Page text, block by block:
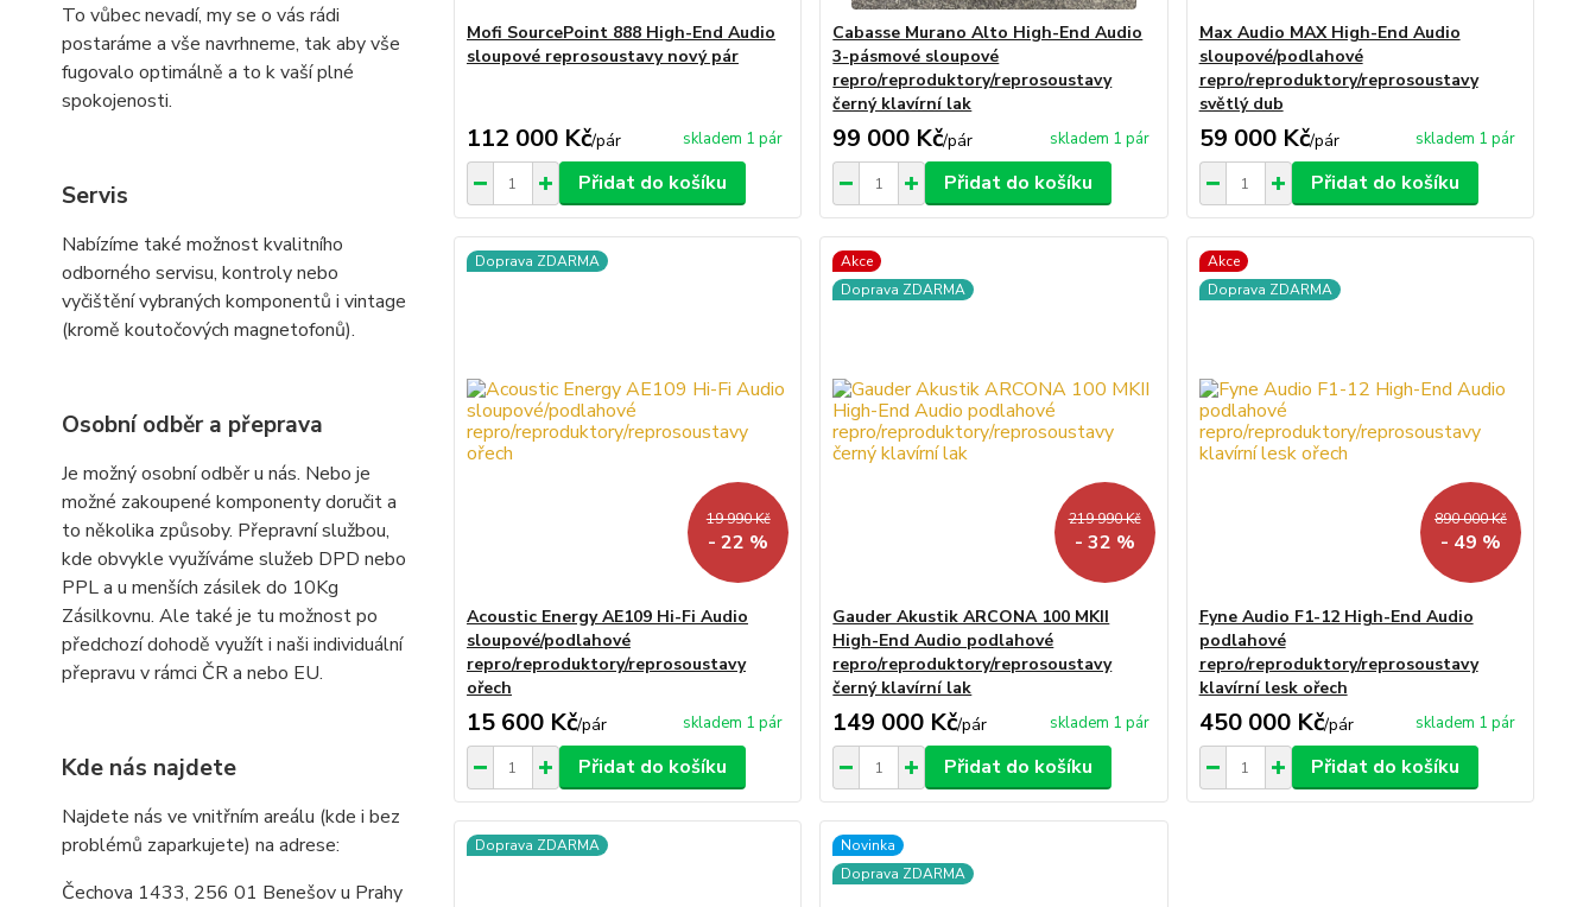
To vůbec nevadí, my se o vás rádi
postaráme a vše navrhneme, tak aby vše
fugovalo optimálně a to k vaší plné
spokojenosti.
Servis
Nabízíme také možnost kvalitního
odborného servisu, kontroly nebo
vyčištění vybraných komponentů i vintage
(kromě koutočových magnetofonů).
Osobní odběr a přeprava
Je možný osobní odběr u nás. Nebo je
možné zakoupené komponenty doručit a
to několika způsoby. Přepravní službou,
kde obvykle využíváme služeb DPD nebo
PPL a u menších zásilek do 10Kg
Zásilkovnu. Ale také je tu možnost po
předchozí dohodě využít i naši individuální
přepravu v rámci ČR a nebo EU.
Kde nás najdete
Najdete nás ve vnitřním areálu (kde i bez
problémů zaparkujete) na adrese:
Čechova 1433, 256 01 Benešov u Prahy
Mofi SourcePoint 888 High-End Audio
sloupové reprosoustavy nový pár
112 000 Kč/pár skladem 1 pár
Přidat do košíku
Cabasse Murano Alto High-End Audio
3-pásmové sloupové
repro/reproduktory/reprosoustavy
černý klavírní lak
99 000 Kč/pár skladem 1 pár
Přidat do košíku
Max Audio MAX High-End Audio
sloupové/podlahové
repro/reproduktory/reprosoustavy
světlý dub
59 000 Kč/pár skladem 1 pár
Přidat do košíku
Doprava ZDARMA
19 990 Kč
- 22 %
Acoustic Energy AE109 Hi-Fi Audio
sloupové/podlahové
repro/reproduktory/reprosoustavy
ořech
15 600 Kč/pár skladem 1 pár
Přidat do košíku
Akce
Doprava ZDARMA
219 990 Kč
- 32 %
Gauder Akustik ARCONA 100 MKII
High-End Audio podlahové
repro/reproduktory/reprosoustavy
černý klavírní lak
149 000 Kč/pár skladem 1 pár
Přidat do košíku
Akce
Doprava ZDARMA
890 000 Kč
- 49 %
Fyne Audio F1-12 High-End Audio
podlahové
repro/reproduktory/reprosoustavy
klavírní lesk ořech
450 000 Kč/pár skladem 1 pár
Přidat do košíku
Doprava ZDARMA
Novinka
Doprava ZDARMA